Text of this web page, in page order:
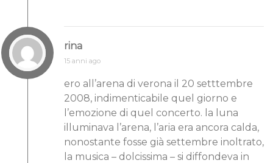
rina
15 anni ago
ero all’arena di verona il 20 setttembre
2008, indimenticabile quel giorno e
l’emozione di quel concerto. la luna
illuminava l’arena, l’aria era ancora calda,
nonostante fosse già settembre inoltrato,
la musica – dolcissima – si diffondeva in